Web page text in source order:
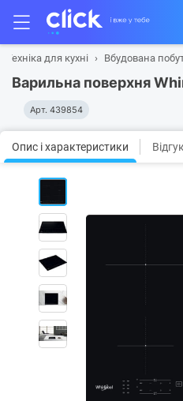
Техніка для кухні Вбудована
Варильна поверхня
Арт. 439854
Опис і характеристики